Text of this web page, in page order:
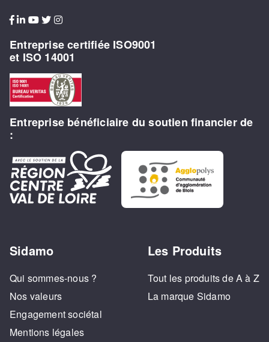
Entreprise certifiée ISO9001
et ISO 14001
Entreprise bénéficiaire du soutien financier de
:
Sidamo
Qui sommes-nous ?
Nos valeurs
Engagement sociétal
Mentions légales
Les Produits
Tout les produits de A à Z
La marque Sidamo